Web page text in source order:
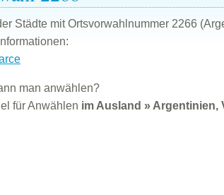
Städte mit Ortsvorwahlnummer 2266
man anwählen?
für Anwählen im Ausland » Argentinien,